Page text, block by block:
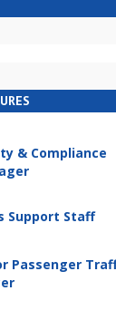
& Compliance
Support Staff
Passenger